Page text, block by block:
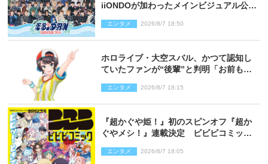
iiONDOが加わったメインビジュアル公
エンタメ 2026/8/7 18:50
ホロライブ・大空スバル、かつて認知し
ていたファンが“後輩”と判明「お前もし
エンタメ 2026/8/7 18:15
『超かぐや姫！』初のスピンオフ『超か
ぐやメシ！』連載決定 ビビビコミック
エンタメ 2026/8/7 18:05